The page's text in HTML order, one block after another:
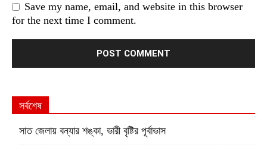
Save my name, email, and website in this browser
for the next time I comment.
সর্বশেষ
সাত জেলায় বন্যার শঙ্কা, ভারী বৃষ্টির পূর্বাভাস